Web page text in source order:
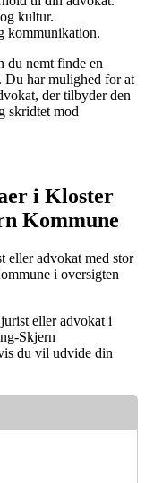
kultur.
kommunikation.
du nemt finde en
Du har mulighed for at
der tilbyder den
skridtet mod
i Kloster
Kommune
eller advokat med stor
i oversigten
eller advokat i
Skjern
du vil udvide din